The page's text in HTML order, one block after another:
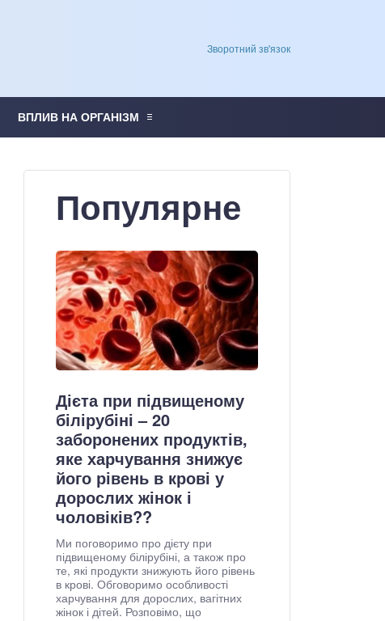
ВПЛИВ НА ОРГАНІЗМ
Зворотний зв'язок
Популярне
Дієта при підвищеному
білірубіні – 20
заборонених продуктів,
яке харчування знижує
його рівень в крові у
дорослих жінок і
чоловіків??
Ми поговоримо про дієту при
підвищеному білірубіні, а також про
те, які продукти знижують його рівень
в крові. Обговоримо особливості
харчування для дорослих, вагітних
жінок і дітей. Розповімо, що